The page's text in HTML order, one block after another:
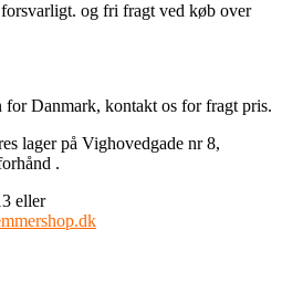
og fri fragt ved køb over
for Danmark, kontakt os for fragt pris.
lager på Vighovedgade nr 8,
.
eller